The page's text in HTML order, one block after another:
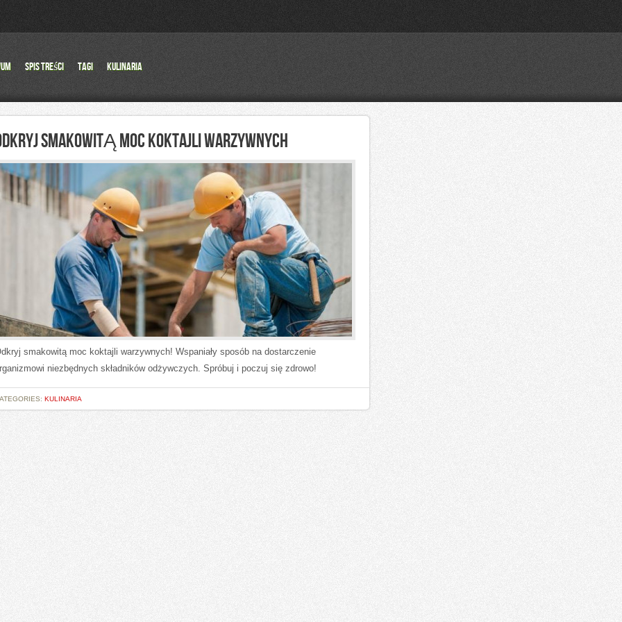
Spis Treści Tagi Kulinaria
SMAKOWITĄ MOC KOKTAJLI WARZYWNYCH
smakowitą moc koktajli warzywnych! Wspaniały sposób na dostarczenie
niezbędnych składników odżywczych. Spróbuj i poczuj się zdrowo!
KULINARIA